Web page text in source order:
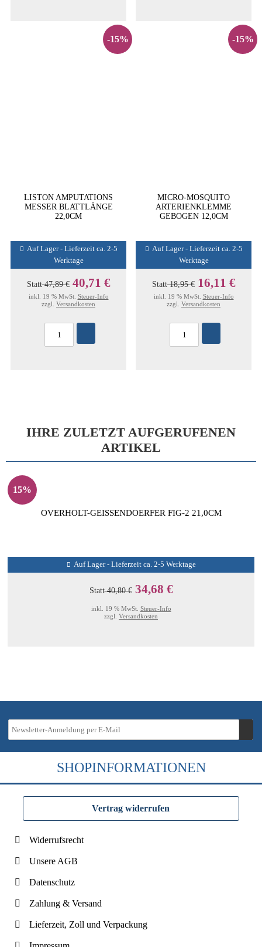
-15%
LISTON AMPUTATIONS
MESSER BLATTLÄNGE
22,0CM
Auf Lager - Lieferzeit ca. 2-5
Werktage
Statt47,89 € 40,71 €
inkl. 19 % MwSt. Steuer-Info
zzgl. Versandkosten
-15%
MICRO-MOSQUITO
ARTERIENKLEMME
GEBOGEN 12,0CM
Auf Lager - Lieferzeit ca. 2-5
Werktage
Statt18,95 € 16,11 €
inkl. 19 % MwSt. Steuer-Info
zzgl. Versandkosten
IHRE ZULETZT AUFGERUFENEN
ARTIKEL
15%
OVERHOLT-GEISSENDOERFER FIG-2 21,0CM
Auf Lager - Lieferzeit ca. 2-5 Werktage
Statt40,80 € 34,68 €
inkl. 19 % MwSt. Steuer-Info
zzgl. Versandkosten
SHOPINFORMATIONEN
Vertrag widerrufen
Widerrufsrecht
Unsere AGB
Datenschutz
Zahlung & Versand
Lieferzeit, Zoll und Verpackung